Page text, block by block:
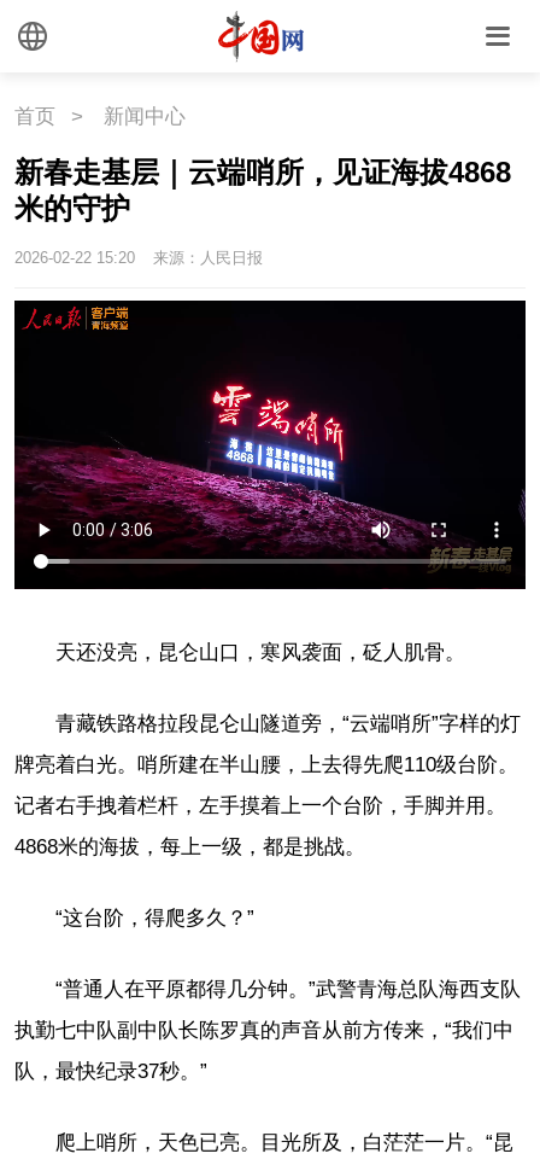
首页 > 新闻中心
新春走基层｜云端哨所，见证海拔4868
米的守护
2026-02-22 15:20 来源：人民日报
天还没亮，昆仑山口，寒风袭面，砭人肌骨。
青藏铁路格拉段昆仑山隧道旁，“云端哨所”字样的灯
牌亮着白光。哨所建在半山腰，上去得先爬110级台阶。
记者右手拽着栏杆，左手摸着上一个台阶，手脚并用。
4868米的海拔，每上一级，都是挑战。
“这台阶，得爬多久？”
“普通人在平原都得几分钟。”武警青海总队海西支队
执勤七中队副中队长陈罗真的声音从前方传来，“我们中
队，最快纪录37秒。”
爬上哨所，天色已亮。目光所及，白茫茫一片。“昆